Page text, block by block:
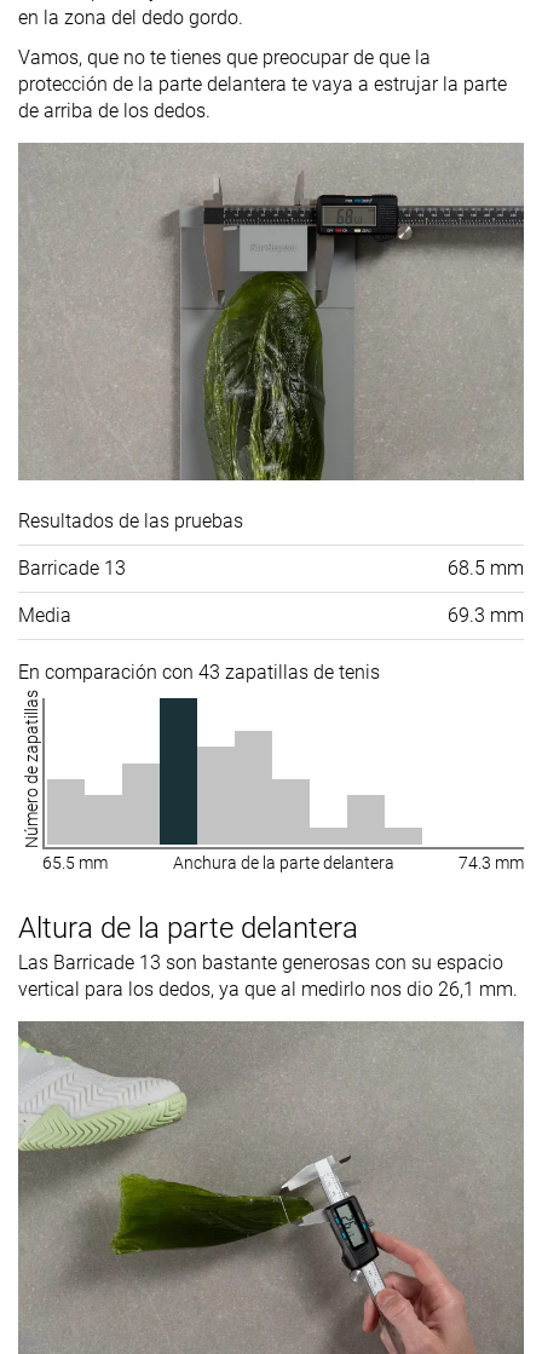
en la zona del dedo gordo.
Vamos, que no te tienes que preocupar de que la
protección de la parte delantera te vaya a estrujar la parte
de arriba de los dedos.
Resultados de las pruebas
Barricade 13 68.5 mm
Media 69.3 mm
En comparación con 43 zapatillas de tenis
Número de zapatillas
65.5 mm Anchura de la parte delantera 74.3 mm
Altura de la parte delantera
Las Barricade 13 son bastante generosas con su espacio
vertical para los dedos, ya que al medirlo nos dio 26,1 mm.